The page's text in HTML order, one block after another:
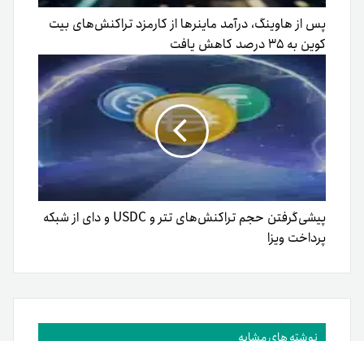
پس از هاوینگ، درآمد ماینرها از کارمزد تراکنش‌های بیت
کوین به ۳۵ درصد کاهش یافت
پیشی‌گرفتن حجم تراکنش‌های تتر و USDC و دای از شبکه
پرداخت ویزا